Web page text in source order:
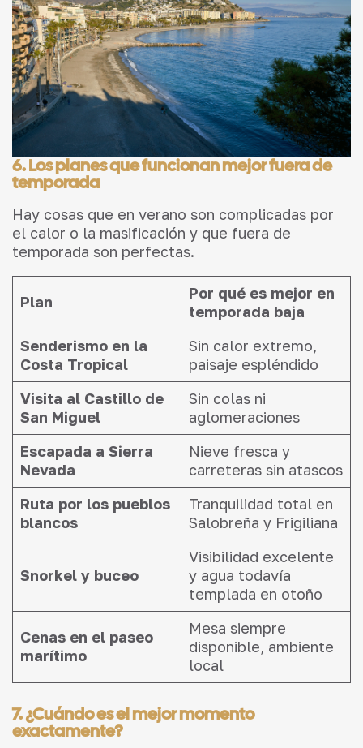
6. Los planes que funcionan mejor fuera de
temporada
Hay cosas que en verano son complicadas por
el calor o la masificación y que fuera de
temporada son perfectas.
Plan
Por qué es mejor en
temporada baja
Senderismo en la
Costa Tropical
Sin calor extremo,
paisaje espléndido
Visita al Castillo de
San Miguel
Sin colas ni
aglomeraciones
Escapada a Sierra
Nevada
Nieve fresca y
carreteras sin atascos
Ruta por los pueblos
blancos
Tranquilidad total en
Salobreña y Frigiliana
Snorkel y buceo
Visibilidad excelente
y agua todavía
templada en otoño
Cenas en el paseo
marítimo
Mesa siempre
disponible, ambiente
local
7. ¿Cuándo es el mejor momento
exactamente?